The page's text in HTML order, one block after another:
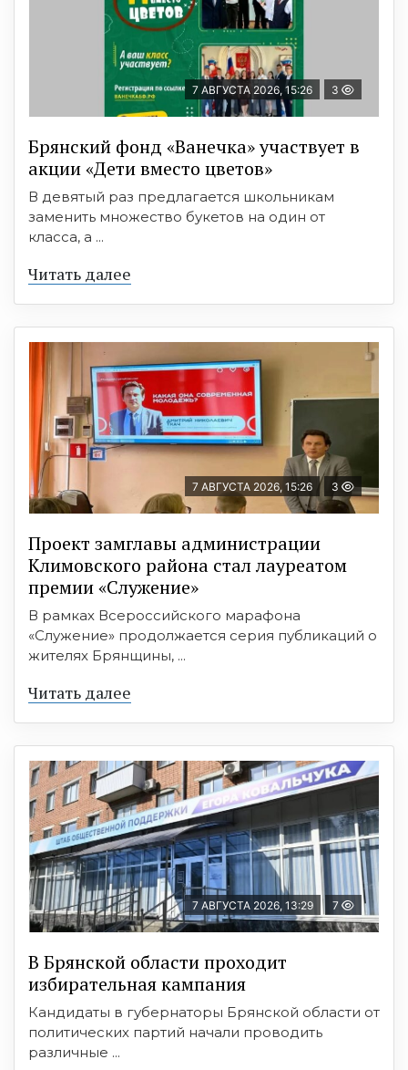
7 АВГУСТА 2026, 15:26 3
Брянский фонд «Ванечка» участвует в
акции «Дети вместо цветов»
В девятый раз предлагается школьникам
заменить множество букетов на один от
класса, а ...
Читать далее
7 АВГУСТА 2026, 15:26 3
Проект замглавы администрации
Климовского района стал лауреатом
премии «Служение»
В рамках Всероссийского марафона
«Служение» продолжается серия публикаций о
жителях Брянщины, ...
Читать далее
7 АВГУСТА 2026, 13:29 7
В Брянской области проходит
избирательная кампания
Кандидаты в губернаторы Брянской области от
политических партий начали проводить
различные ...